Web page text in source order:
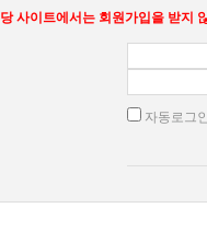
당 사이트에서는 회원가입을 받지
자동로그